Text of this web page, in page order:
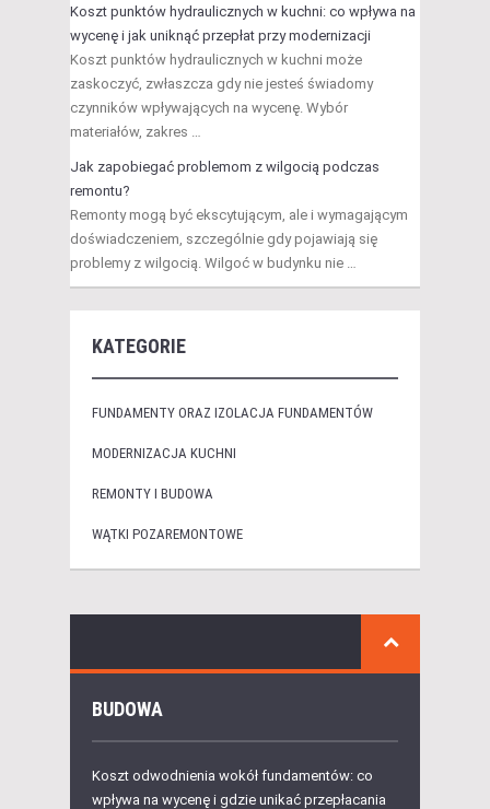
Koszt punktów hydraulicznych w kuchni: co wpływa na
wycenę i jak uniknąć przepłat przy modernizacji
Koszt punktów hydraulicznych w kuchni może
zaskoczyć, zwłaszcza gdy nie jesteś świadomy
czynników wpływających na wycenę. Wybór
materiałów, zakres …
Jak zapobiegać problemom z wilgocią podczas
remontu?
Remonty mogą być ekscytującym, ale i wymagającym
doświadczeniem, szczególnie gdy pojawiają się
problemy z wilgocią. Wilgoć w budynku nie …
KATEGORIE
FUNDAMENTY ORAZ IZOLACJA FUNDAMENTÓW
MODERNIZACJA KUCHNI
REMONTY I BUDOWA
WĄTKI POZAREMONTOWE
BUDOWA
Koszt odwodnienia wokół fundamentów: co
wpływa na wycenę i gdzie unikać przepłacania